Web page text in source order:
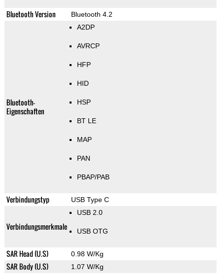
Bluetooth Version Bluetooth 4.2
Bluetooth-
Eigenschaften
A2DP
AVRCP
HFP
HID
HSP
BT LE
MAP
PAN
PBAP/PAB
Verbindungstyp USB Type C
Verbindungsmerkmale
USB 2.0
USB OTG
SAR Head (U.S) 0.98 W/Kg
SAR Body (U.S) 1.07 W/Kg